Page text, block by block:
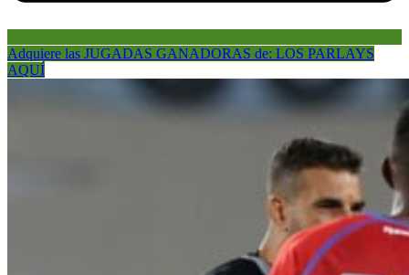
Adquiere las JUGADAS GANADORAS de: LOS PARLAYS
AQUÍ